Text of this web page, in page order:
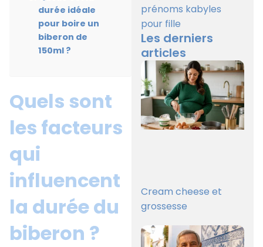
durée idéale
pour boire un
biberon de
150ml ?
Quels sont
les facteurs
qui
influencent
la durée du
biberon ?
prénoms kabyles
pour fille
Les derniers
articles
Cream cheese et
grossesse